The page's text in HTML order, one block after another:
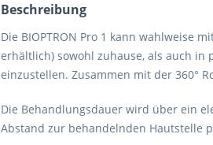
Beschreibung
Die BIOPTRON Pro 1 kann wahlweise
erhältlich) sowohl zuhause, als auch
einzustellen. Zusammen mit der 360°
Die Behandlungsdauer wird über ein
Abstand zur behandelnden Hautstelle